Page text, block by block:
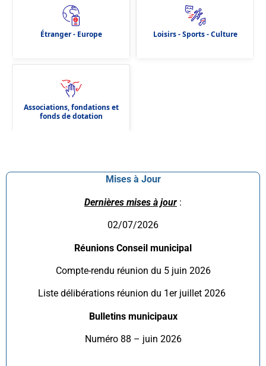
Mises à Jour
Dernières mises à jour :
02/07/2026
Réunions Conseil municipal
Compte-rendu réunion du 5 juin 2026
Liste délibérations réunion du 1er juillet 2026
Bulletins municipaux
Numéro 88 – juin 2026
Étranger - Europe Loisirs - Sports - Culture
Associations, fondations et
fonds de dotation